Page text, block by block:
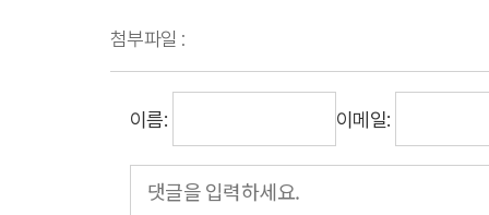
첨부파일 :
이름: 이메일: